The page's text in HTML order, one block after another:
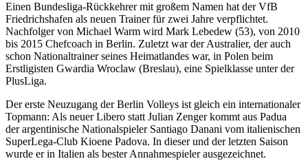
Einen Bundesliga-Rückkehrer mit großem Namen hat der VfB
Friedrichshafen als neuen Trainer für zwei Jahre verpflichtet.
Nachfolger von Michael Warm wird Mark Lebedew (53), von 2010
bis 2015 Chefcoach in Berlin. Zuletzt war der Australier, der auch
schon Nationaltrainer seines Heimatlandes war, in Polen beim
Erstligisten Gwardia Wroclaw (Breslau), eine Spielklasse unter der
PlusLiga.
Der erste Neuzugang der Berlin Volleys ist gleich ein internationaler
Topmann: Als neuer Libero statt Julian Zenger kommt aus Padua
der argentinische Nationalspieler Santiago Danani vom italienischen
SuperLega-Club Kioene Padova. In dieser und der letzten Saison
wurde er in Italien als bester Annahmespieler ausgezeichnet.